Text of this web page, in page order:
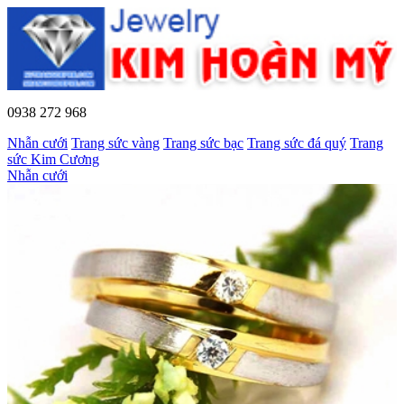
0938 272 968
Nhẫn cưới Trang sức vàng Trang sức bạc Trang sức đá quý Trang
sức Kim Cương
Nhẫn cưới